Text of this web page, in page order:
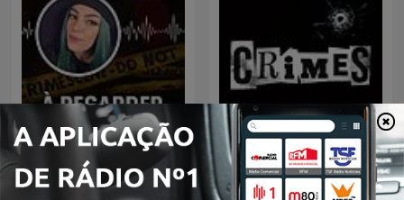
À Regarder Après Minuit,
le podcast true crime
CRIMES • Histoires Vraies